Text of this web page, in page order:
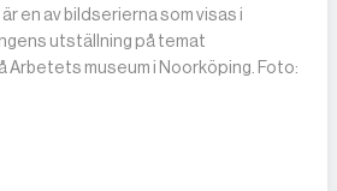
en av bildserierna som visas i
utställning på temat
museum i Noorköping. Foto: